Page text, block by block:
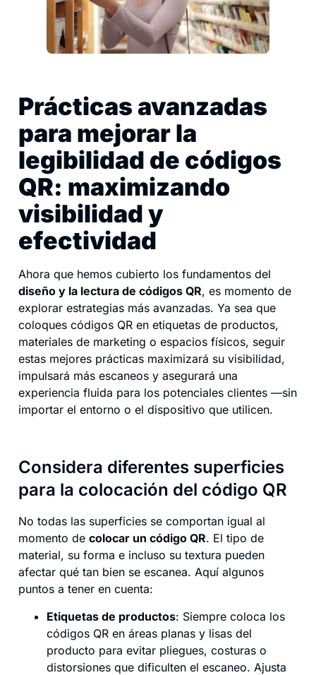
Prácticas avanzadas
para mejorar la
legibilidad de códigos
QR: maximizando
visibilidad y
efectividad
Ahora que hemos cubierto los fundamentos del
diseño y la lectura de códigos QR, es momento de
explorar estrategias más avanzadas. Ya sea que
coloques códigos QR en etiquetas de productos,
materiales de marketing o espacios físicos, seguir
estas mejores prácticas maximizará su visibilidad,
impulsará más escaneos y asegurará una
experiencia fluida para los potenciales clientes —sin
importar el entorno o el dispositivo que utilicen.
Considera diferentes superficies
para la colocación del código QR
No todas las superficies se comportan igual al
momento de colocar un código QR. El tipo de
material, su forma e incluso su textura pueden
afectar qué tan bien se escanea. Aquí algunos
puntos a tener en cuenta:
Etiquetas de productos: Siempre coloca los
códigos QR en áreas planas y lisas del
producto para evitar pliegues, costuras o
distorsiones que dificulten el escaneo. Ajusta